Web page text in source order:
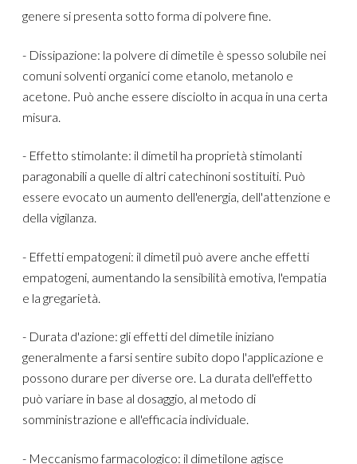
genere si presenta sotto forma di polvere fine.
- Dissipazione: la polvere di dimetile è spesso solubile nei
comuni solventi organici come etanolo, metanolo e
acetone. Può anche essere disciolto in acqua in una certa
misura.
- Effetto stimolante: il dimetil ha proprietà stimolanti
paragonabili a quelle di altri catechinoni sostituiti. Può
essere evocato un aumento dell'energia, dell'attenzione e
della vigilanza.
- Effetti empatogeni: il dimetil può avere anche effetti
empatogeni, aumentando la sensibilità emotiva, l'empatia
e la gregarietà.
- Durata d'azione: gli effetti del dimetile iniziano
generalmente a farsi sentire subito dopo l'applicazione e
possono durare per diverse ore. La durata dell'effetto
può variare in base al dosaggio, al metodo di
somministrazione e all'efficacia individuale.
- Meccanismo farmacologico: il dimetilone agisce